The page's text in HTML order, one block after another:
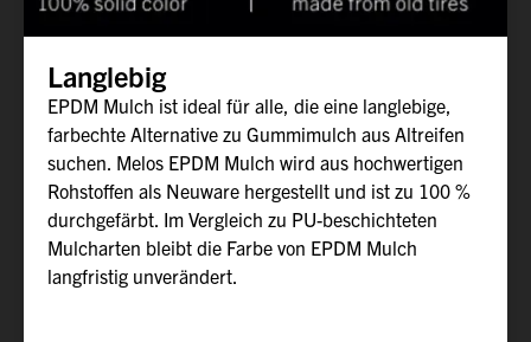
Langlebig
EPDM Mulch ist ideal für alle, die eine langlebige,
farbechte Alternative zu Gummimulch aus Altreifen
suchen. Melos EPDM Mulch wird aus hochwertigen
Rohstoffen als Neuware hergestellt und ist zu 100 %
durchgefärbt. Im Vergleich zu PU-beschichteten
Mulcharten bleibt die Farbe von EPDM Mulch
langfristig unverändert.